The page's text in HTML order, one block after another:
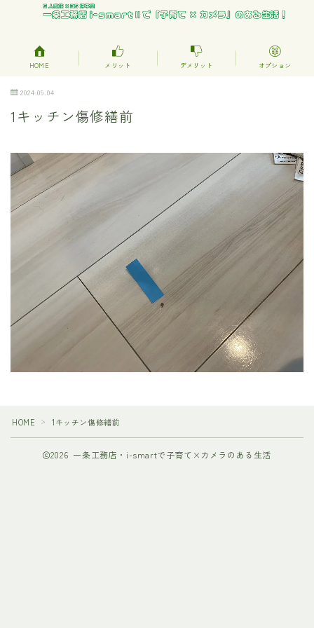
HOME メリット デメリット オプション
2024.09.04
1キッチン傷修繕前
HOME ＞ 1キッチン傷修繕前
2026 一条工務店・i-smartで子育て×カメラのある生活